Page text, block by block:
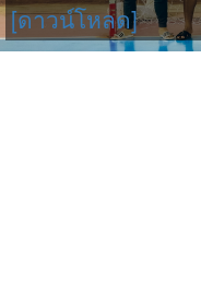
[ดาวน์โหลด]